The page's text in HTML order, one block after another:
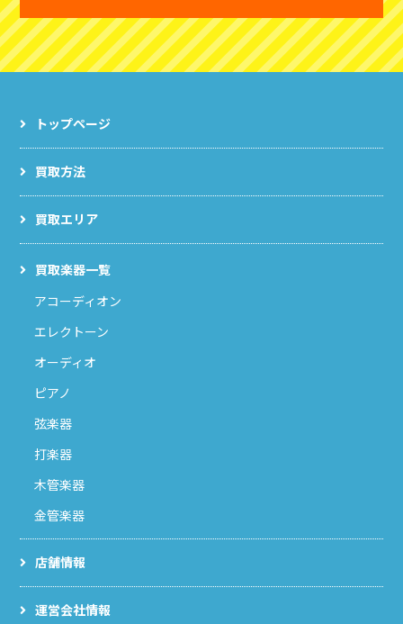
トップページ
買取方法
買取エリア
買取楽器一覧
アコーディオン
エレクトーン
オーディオ
ピアノ
弦楽器
打楽器
木管楽器
金管楽器
店舗情報
運営会社情報